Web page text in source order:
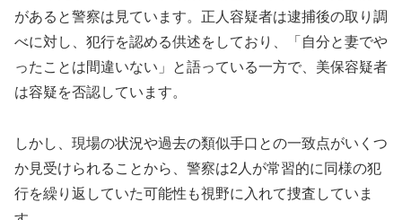
があると警察は見ています。正人容疑者は逮捕後の取り調
べに対し、犯行を認める供述をしており、「自分と妻でや
ったことは間違いない」と語っている一方で、美保容疑者
は容疑を否認しています。
しかし、現場の状況や過去の類似手口との一致点がいくつ
か見受けられることから、警察は2人が常習的に同様の犯
行を繰り返していた可能性も視野に入れて捜査していま